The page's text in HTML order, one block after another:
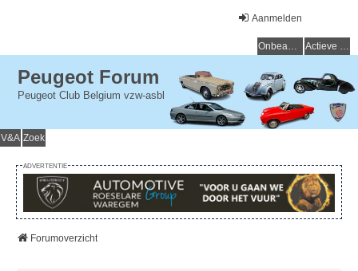
Aanmelden
Onbeantwoorde onderwerpen Actieve onderwerpen
Peugeot Forum
Peugeot Club Belgium vzw-asbl
V&A Zoek
ADVERTENTIE
Forumoverzicht